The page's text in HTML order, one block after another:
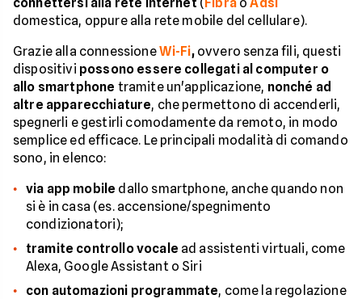
domestica, oppure alla rete mobile del cellulare).
Grazie alla connessioneWi-Fi,ovvero senza fili, questi
dispositivi possono essere collegati al computer o
allo smartphone tramite un'applicazione, nonché ad
altre apparecchiature, che permettono di accenderli,
spegnerli e gestirli comodamente da remoto, in modo
semplice ed efficace. Le principali modalità di comando
sono, in elenco:
via app mobile dallo smartphone, anche quando non
si è in casa (es. accensione/spegnimento
condizionatori);
tramite controllo vocale ad assistenti virtuali, come
Alexa, Google Assistant o Siri
con automazioni programmate, come la regolazione